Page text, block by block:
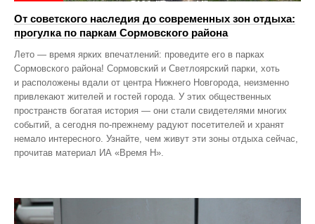
От советского наследия до современных зон отдыха:
прогулка по паркам Сормовского района
Лето — время ярких впечатлений: проведите его в парках
Сормовского района! Сормовский и Светлоярский парки, хоть
и расположены вдали от центра Нижнего Новгорода, неизменно
привлекают жителей и гостей города. У этих общественных
пространств богатая история — они стали свидетелями многих
событий, а сегодня по‑прежнему радуют посетителей и хранят
немало интересного. Узнайте, чем живут эти зоны отдыха сейчас,
прочитав материал ИА «Время Н».